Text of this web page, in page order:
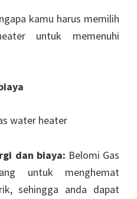
kamu harus memilih
untuk memenuhi
dan biaya: Belomi Gas
untuk menghemat
sehingga anda dapat